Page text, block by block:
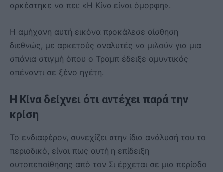
αρκέστηκε να πει: «Η Κίνα είναι όμορφη».
Η αμήχανη αυτή εικόνα προκάλεσε αίσθηση
διεθνώς, με αρκετούς αναλυτές να μιλούν για μια
σπάνια στιγμή όπου ο Τραμπ έδειξε αμυντικός
απέναντι σε ξένο ηγέτη.
Η Κίνα δείχνει ότι αντέχει παρά την
κρίση
Το ενδιαφέρον, συνεχίζει στην ίδια ανάλυσή του το
περιοδικό, είναι πως αυτή η επίδειξη
αυτοπεποίθησης από τον Σι έρχεται σε μια περίοδο